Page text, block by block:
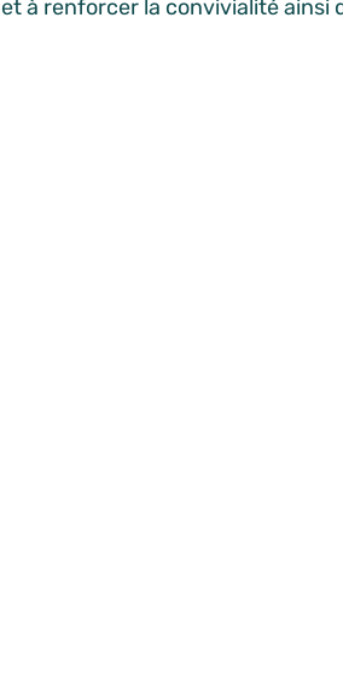
et à renforcer la convivialité ainsi